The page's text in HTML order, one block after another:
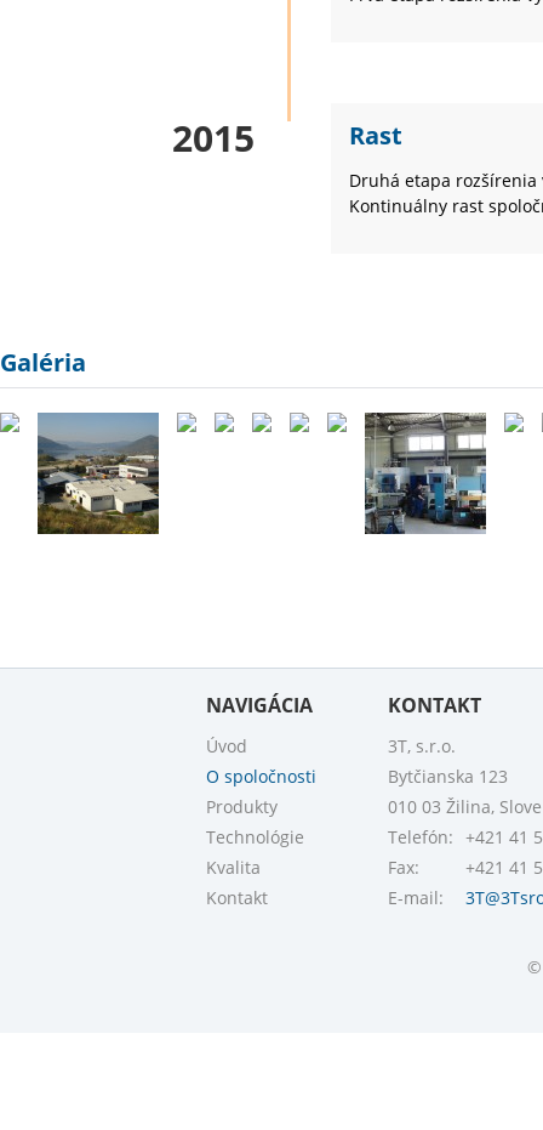
2015 Rast
Druhá etapa rozšírenia
Kontinuálny rast
Galéria
NAVIGÁCIA
Úvod
O spoločnosti
Produkty
Technológie
Kvalita
Kontakt
KONTAKT
3T, s.r.o.
Bytčianska 123
010 03 Žilina,
Telefón: +421 41
Fax:
+421 41
E-mail:
©